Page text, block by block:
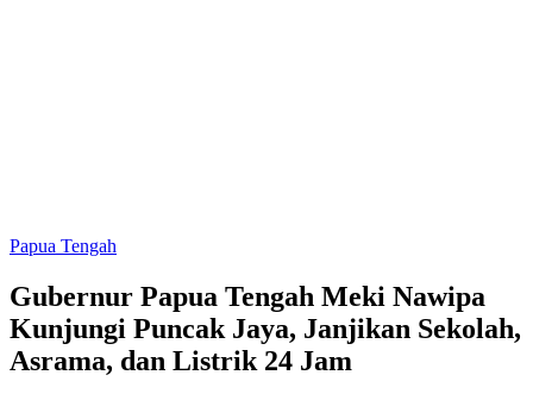
Papua Tengah
Gubernur Papua Tengah Meki Nawipa
Kunjungi Puncak Jaya, Janjikan Sekolah,
Asrama, dan Listrik 24 Jam